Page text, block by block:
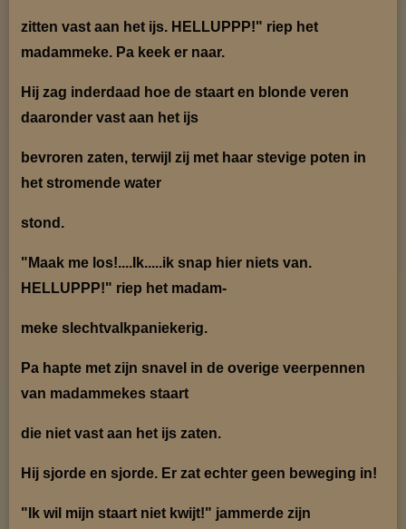
zitten vast aan het ijs. HELLUPPP!" riep het
madammeke. Pa keek er naar.
Hij zag inderdaad hoe de staart en blonde veren
daaronder vast aan het ijs
bevroren zaten, terwijl zij met haar stevige poten in
het stromende water
stond.
"Maak me los!....Ik.....ik snap hier niets van.
HELLUPPP!" riep het madam-
meke slechtvalkpaniekerig.
Pa hapte met zijn snavel in de overige veerpennen
van madammekes staart
die niet vast aan het ijs zaten.
Hij sjorde en sjorde. Er zat echter geen beweging in!
"Ik wil mijn staart niet kwijt!" jammerde zijn